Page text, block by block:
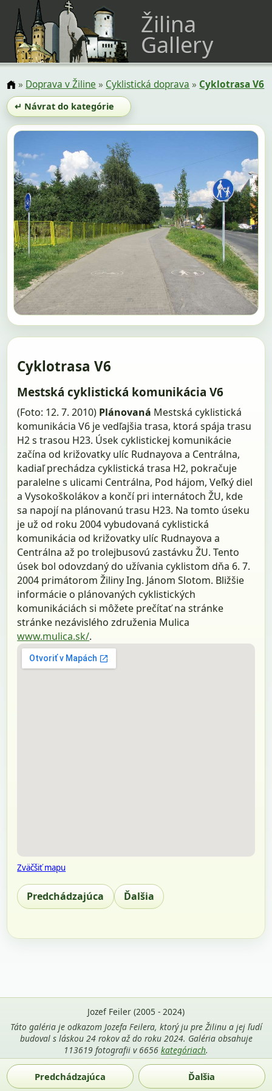
Žilina
Gallery
» Doprava v Žiline » Cyklistická doprava » Cyklotrasa V6
↵ Návrat do kategórie
Cyklotrasa V6
Mestská cyklistická komunikácia V6
(Foto: 12. 7. 2010) Plánovaná Mestská cyklistická
komunikácia V6 je vedľajšia trasa, ktorá spája trasu
H2 s trasou H23. Úsek cyklistickej komunikácie
začína od križovatky ulíc Rudnayova a Centrálna,
kadiaľ prechádza cyklistická trasa H2, pokračuje
paralelne s ulicami Centrálna, Pod hájom, Veľký diel
a Vysokoškolákov a končí pri internátoch ŽU, kde
sa napojí na plánovanú trasu H23. Na tomto úseku
je už od roku 2004 vybudovaná cyklistická
komunikácia od križovatky ulíc Rudnayova a
Centrálna až po trolejbusovú zastávku ŽU. Tento
úsek bol odovzdaný do užívania cyklistom dňa 6. 7.
2004 primátorom Žiliny Ing. Jánom Slotom. Bližšie
informácie o plánovaných cyklistických
komunikáciách si môžete prečítať na stránke
stránke nezávislého združenia Mulica
www.mulica.sk/.
Zväčšiť mapu
Predchádzajúca Ďalšia
Predchádzajúca Ďalšia
Jozef Feiler (2005 - 2024)
Táto galéria je odkazom Jozefa Feilera, ktorý ju pre Žilinu a jej ľudí
budoval s láskou 24 rokov až do roku 2024. Galéria obsahuje
113619 fotografii v 6656 kategóriach.
Použitie fotografií z tejto stránky je povolené len s uvedením
mena autora Jozef Feiler a odkazu na
zilina-gallery.sk